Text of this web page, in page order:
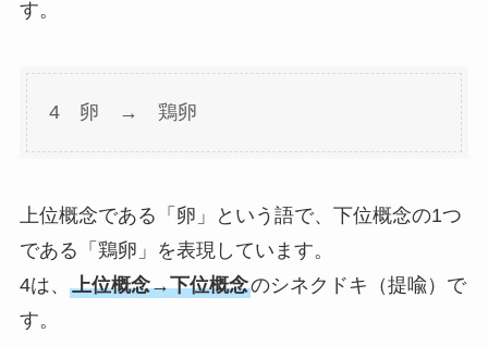
す。
4 卵 → 鶏卵
上位概念である「卵」という語で、下位概念の1つ
である「鶏卵」を表現しています。
4は、 上位概念→下位概念のシネクドキ（提喩）で
す。